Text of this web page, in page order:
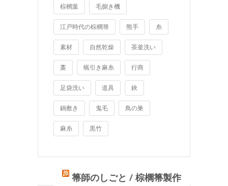
棕櫚葉 毛捌き機
江戸時代の棕櫚箒 熊手 糸
素材 自然乾燥 茶釜洗い
藁 蝋引き麻糸 行商
足袋洗い 道具 鋏
鍋敷き 鬼毛 鳥の巣
麻糸 黒竹
箒師のしごと / 棕櫚箒製作